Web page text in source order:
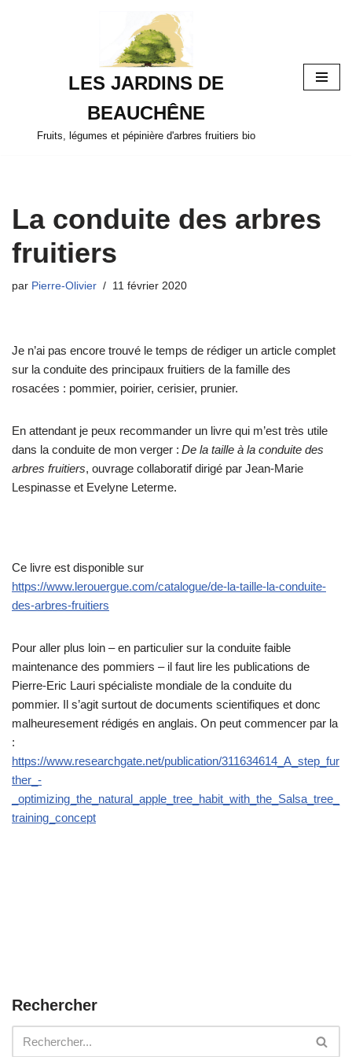
LES JARDINS DE
BEAUCHÊNE
Fruits, légumes et pépinière d'arbres fruitiers bio
La conduite des arbres
fruitiers
par Pierre-Olivier 11 février 2020
Je n’ai pas encore trouvé le temps de rédiger un article complet
sur la conduite des principaux fruitiers de la famille des
rosacées : pommier, poirier, cerisier, prunier.
En attendant je peux recommander un livre qui m’est très utile
dans la conduite de mon verger : De la taille à la conduite des
arbres fruitiers, ouvrage collaboratif dirigé par Jean-Marie
Lespinasse et Evelyne Leterme.
Ce livre est disponible sur
https://www.lerouergue.com/catalogue/de-la-taille-la-conduite-
des-arbres-fruitiers
Pour aller plus loin – en particulier sur la conduite faible
maintenance des pommiers – il faut lire les publications de
Pierre-Eric Lauri spécialiste mondiale de la conduite du
pommier. Il s’agit surtout de documents scientifiques et donc
malheuresement rédigés en anglais. On peut commencer par la
:
https://www.researchgate.net/publication/311634614_A_step_fur
ther_-
_optimizing_the_natural_apple_tree_habit_with_the_Salsa_tree_
training_concept
Rechercher